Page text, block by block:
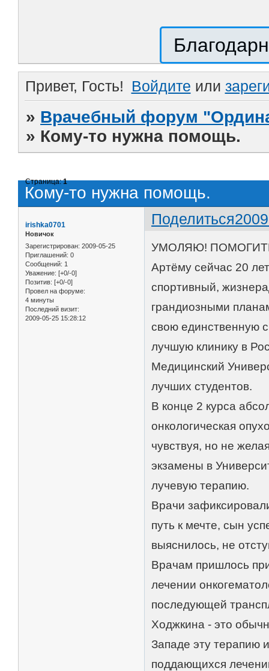
Привет, Гость! Войдите или
» Врачебный форум
» Кому-то нужна помощь.
Кому-то нужна помощь.
Страница:1
Поделиться
irishka0701
Новичок
Зарегистрирован: 2009-05-25
Приглашений: 0
Сообщений: 1
Уважение: [+0/-0]
Позитив: [+0/-0]
Провел на форуме:
4 минуты
Последний визит:
2009-05-25 15:28:12
УМОЛЯЮ!
Артёму сейчас 20
спортивный,
грандиозными
свою единственную с
лучшую клинику в
Медицинский
лучших студентов.
В конце 2 курса
онкологическая
чувствуя, но не
экзамены в
лучевую терапию.
Врачи
путь к мечте, сын
выяснилось, не
Врачам пришлось
лечении
последующей
Ходжкина - это
Западе эту терапию
поддающихся